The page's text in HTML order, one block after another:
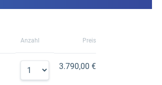
Anzahl Preis
3.790,00 €